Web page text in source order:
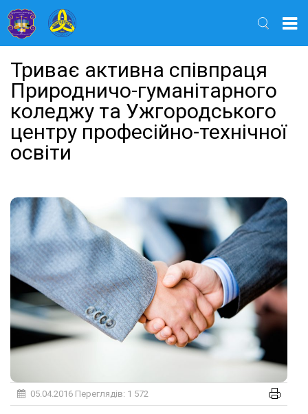
Триває активна співпраця
Природничо-гуманітарного
коледжу та Ужгородського
центру професійно-технічної
освіти
05.04.2016 Переглядів: 1 572